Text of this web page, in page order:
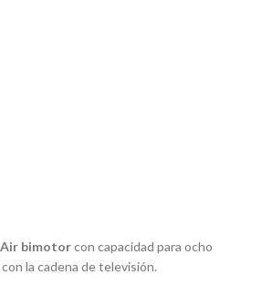
bimotorcon capacidad para ocho
la cadena de televisión.